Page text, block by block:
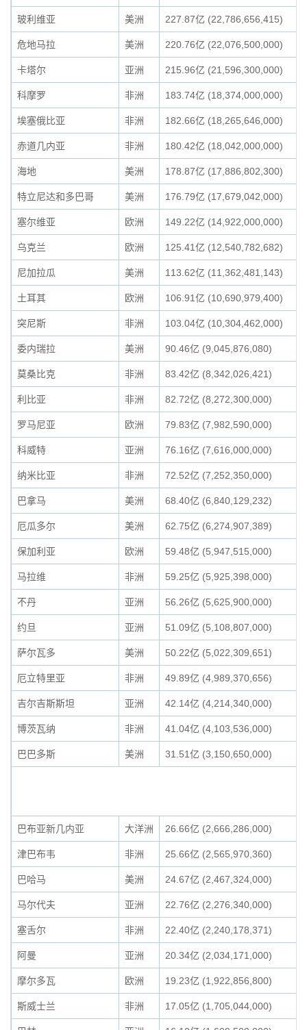
玻利维亚 美洲 227.87亿 (22,786,656,415)
危地马拉 美洲 220.76亿 (22,076,500,000)
卡塔尔 亚洲 215.96亿 (21,596,300,000)
科摩罗 非洲 183.74亿 (18,374,000,000)
埃塞俄比亚 非洲 182.66亿 (18,265,646,000)
赤道几内亚 非洲 180.42亿 (18,042,000,000)
海地 美洲 178.87亿 (17,886,802,300)
特立尼达和多巴哥 美洲 176.79亿 (17,679,042,000)
塞尔维亚 欧洲 149.22亿 (14,922,000,000)
乌克兰 欧洲 125.41亿 (12,540,782,682)
尼加拉瓜 美洲 113.62亿 (11,362,481,143)
土耳其 欧洲 106.91亿 (10,690,979,400)
突尼斯 非洲 103.04亿 (10,304,462,000)
委内瑞拉 美洲 90.46亿 (9,045,876,080)
莫桑比克 非洲 83.42亿 (8,342,026,421)
利比亚 非洲 82.72亿 (8,272,300,000)
罗马尼亚 欧洲 79.83亿 (7,982,590,000)
科威特 亚洲 76.16亿 (7,616,000,000)
纳米比亚 非洲 72.52亿 (7,252,350,000)
巴拿马 美洲 68.40亿 (6,840,129,232)
厄瓜多尔 美洲 62.75亿 (6,274,907,389)
保加利亚 欧洲 59.48亿 (5,947,515,000)
马拉维 非洲 59.25亿 (5,925,398,000)
不丹 亚洲 56.26亿 (5,625,900,000)
约旦 亚洲 51.09亿 (5,108,807,000)
萨尔瓦多 美洲 50.22亿 (5,022,309,651)
厄立特里亚 非洲 49.89亿 (4,989,370,656)
吉尔吉斯斯坦 亚洲 42.14亿 (4,214,340,000)
博茨瓦纳 非洲 41.04亿 (4,103,536,000)
巴巴多斯 美洲 31.51亿 (3,150,650,000)
巴布亚新几内亚 大洋洲 26.66亿 (2,666,286,000)
津巴布韦 非洲 25.66亿 (2,565,970,360)
巴哈马 美洲 24.67亿 (2,467,324,000)
马尔代夫 亚洲 22.76亿 (2,276,340,000)
塞舌尔 非洲 22.40亿 (2,240,178,371)
阿曼 亚洲 20.34亿 (2,034,171,000)
摩尔多瓦 欧洲 19.23亿 (1,922,856,800)
斯威士兰 非洲 17.05亿 (1,705,044,000)